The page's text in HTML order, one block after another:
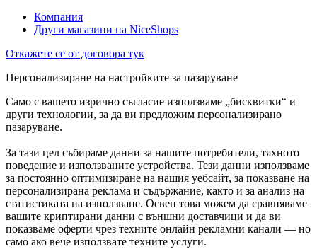
Компания
Други магазини на NiceShops
Откажете се от договора тук
Персонализиране на настройките за пазаруване
Само с вашето изрично съгласие използваме „бисквитки“ и
други технологии, за да ви предложим персонализирано
пазаруване.
За тази цел събираме данни за нашите потребители, тяхното
поведение и използваните устройства. Тези данни използваме
за постоянно оптимизиране на нашия уебсайт, за показване на
персонализирана реклама и съдържание, както и за анализ на
статистиката на използване. Освен това можем да сравняваме
вашите криптирани данни с външни доставчици и да ви
показваме оферти чрез техните онлайн рекламни канали — но
само ако вече използвате техните услуги.